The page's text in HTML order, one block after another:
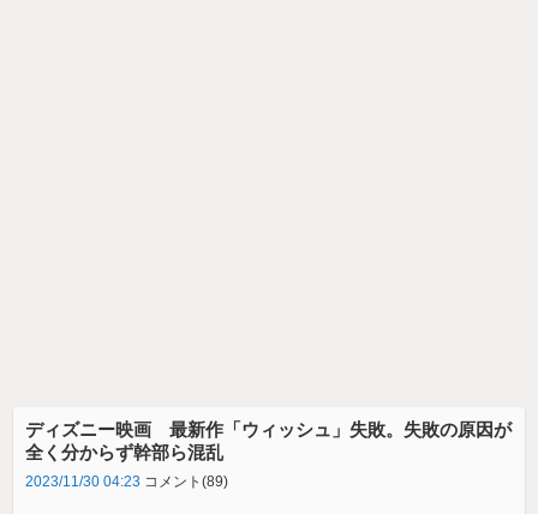
ディズニー映画 最新作「ウィッシュ」失敗。失敗の原因が
全く分からず幹部ら混乱
2023/11/30 04:23 コメント(89)